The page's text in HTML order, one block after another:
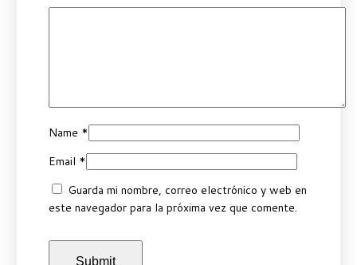
Name *
Email *
Guarda mi nombre, correo electrónico y web en
este navegador para la próxima vez que comente.